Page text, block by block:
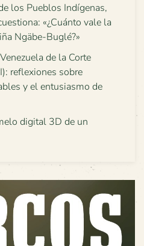
los Pueblos Indígenas,
«¿Cuánto vale la
Ngäbe-Buglé?»
de la Corte
reflexiones sobre
y el entusiasmo de
digital 3D de un